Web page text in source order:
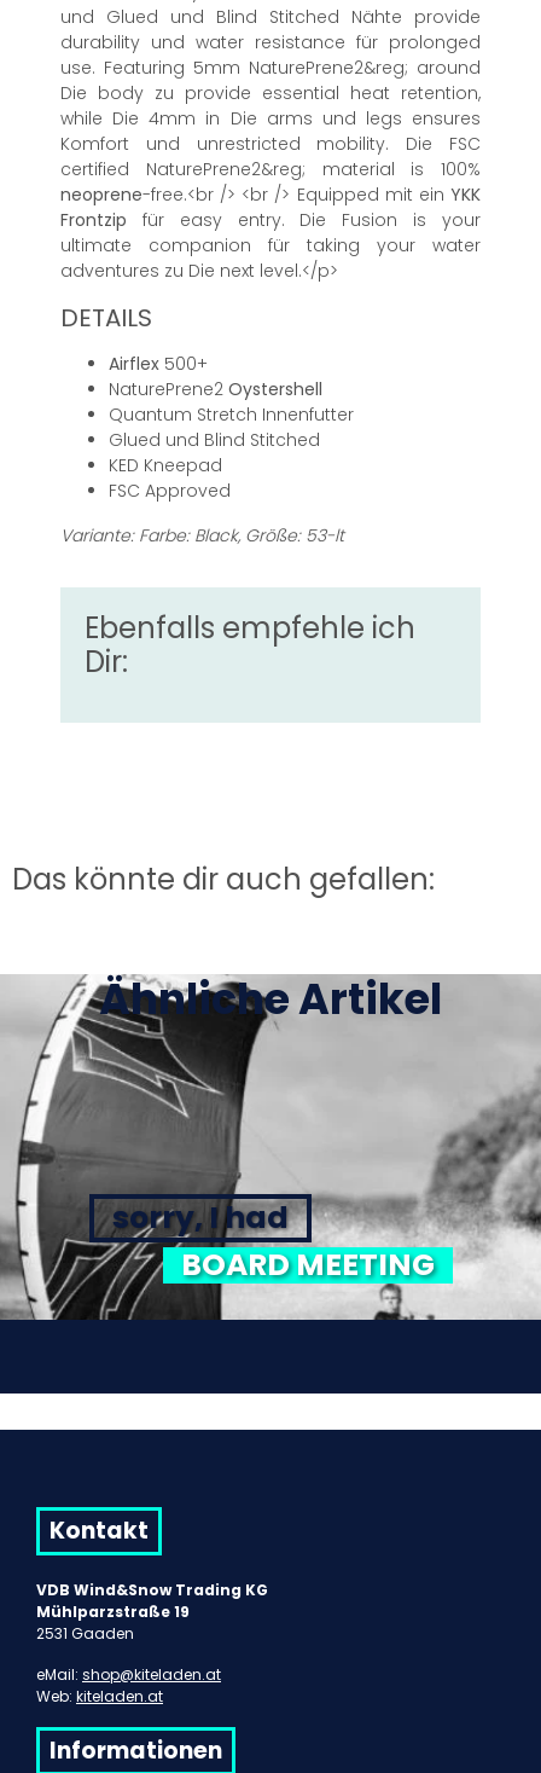
und Glued und Blind Stitched Nähte provide
durability und water resistance für prolonged
use. Featuring 5mm NaturePrene2&reg; around
Die body zu provide essential heat retention,
while Die 4mm in Die arms und legs ensures
Komfort und unrestricted mobility. Die FSC
certified NaturePrene2&reg; material is 100%
neoprene-free.<br /> <br /> Equipped mit ein YKK
Frontzip für easy entry. Die Fusion is your
ultimate companion für taking your water
adventures zu Die next level.</p>
DETAILS
Airflex 500+
NaturePrene2 Oystershell
Quantum Stretch Innenfutter
Glued und Blind Stitched
KED Kneepad
FSC Approved
Variante: Farbe: Black, Größe: 53-lt
Ebenfalls empfehle ich
Dir:
Das könnte dir auch gefallen:
Ähnliche Artikel
sorry, I had
BOARD MEETING
Kontakt
VDB Wind&Snow Trading KG
Mühlparzstraße 19
2531 Gaaden
eMail: shop@kiteladen.at
Web: kiteladen.at
Informationen